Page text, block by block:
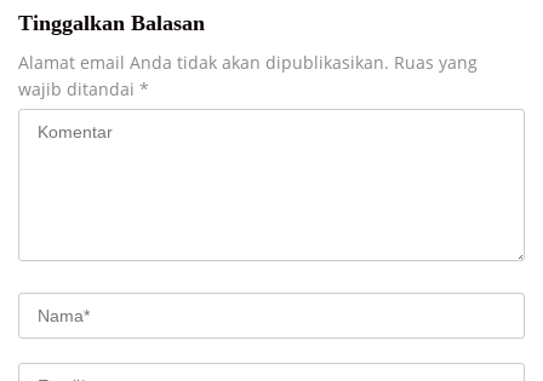
Tinggalkan Balasan
Alamat email Anda tidak akan dipublikasikan. Ruas yang
wajib ditandai *